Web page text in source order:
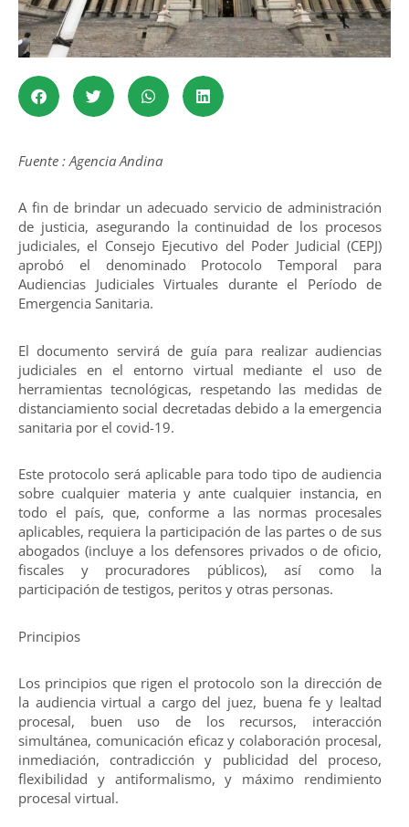
Fuente : Agencia Andina
A fin de brindar un adecuado servicio de administración
de justicia, asegurando la continuidad de los procesos
judiciales, el Consejo Ejecutivo del Poder Judicial (CEPJ)
aprobó el denominado Protocolo Temporal para
Audiencias Judiciales Virtuales durante el Período de
Emergencia Sanitaria.
El documento servirá de guía para realizar audiencias
judiciales en el entorno virtual mediante el uso de
herramientas tecnológicas, respetando las medidas de
distanciamiento social decretadas debido a la emergencia
sanitaria por el covid-19.
Este protocolo será aplicable para todo tipo de audiencia
sobre cualquier materia y ante cualquier instancia, en
todo el país, que, conforme a las normas procesales
aplicables, requiera la participación de las partes o de sus
abogados (incluye a los defensores privados o de oficio,
fiscales y procuradores públicos), así como la
participación de testigos, peritos y otras personas.
Principios
Los principios que rigen el protocolo son la dirección de
la audiencia virtual a cargo del juez, buena fe y lealtad
procesal, buen uso de los recursos, interacción
simultánea, comunicación eficaz y colaboración procesal,
inmediación, contradicción y publicidad del proceso,
flexibilidad y antiformalismo, y máximo rendimiento
procesal virtual.